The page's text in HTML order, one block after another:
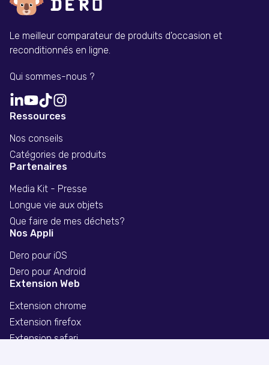
Le meilleur comparateur de produits d'occasion et
reconditionnés en ligne.
Qui sommes-nous ?
Ressources
Nos conseils
Catégories de produits
Partenaires
Media Kit - Presse
Longue vie aux objets
Que faire de mes déchets?
Nos Appli
Dero pour iOS
Dero pour Android
Extension Web
Extension chrome
Extension firefox
Extension safari